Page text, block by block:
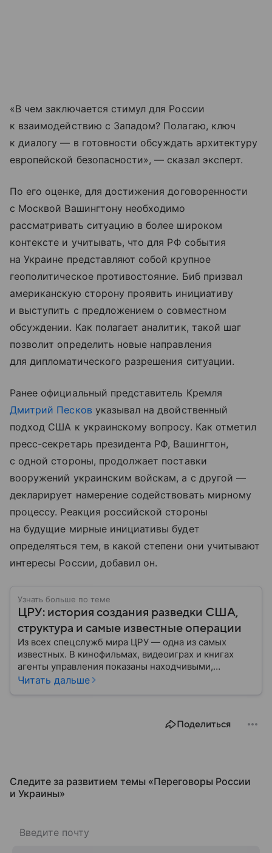
«В чем заключается стимул для России
к взаимодействию с Западом? Полагаю, ключ
к диалогу — в готовности обсуждать архитектуру
европейской безопасности», — сказал эксперт.
По его оценке, для достижения договоренности
с Москвой Вашингтону необходимо
рассматривать ситуацию в более широком
контексте и учитывать, что для РФ события
на Украине представляют собой крупное
геополитическое противостояние. Биб призвал
американскую сторону проявить инициативу
и выступить с предложением о совместном
обсуждении. Как полагает аналитик, такой шаг
позволит определить новые направления
для дипломатического разрешения ситуации.
Ранее официальный представитель Кремля
Дмитрий Песков указывал на двойственный
подход США к украинскому вопросу. Как отметил
пресс-секретарь президента РФ, Вашингтон,
с одной стороны, продолжает поставки
вооружений украинским войскам, а с другой —
декларирует намерение содействовать мирному
процессу. Реакция российской стороны
на будущие мирные инициативы будет
определяться тем, в какой степени они учитывают
интересы России, добавил он.
Узнать больше по теме
ЦРУ: история создания разведки США,
структура и самые известные операции
Из всех спецслужб мира ЦРУ — одна из самых
известных. В кинофильмах, видеоиграх и книгах
агенты управления показаны находчивыми,
смелыми и принципиальными людьми, для которых
Читать дальше
Поделиться
Следите за развитием темы «Переговоры России
и Украины⁠»